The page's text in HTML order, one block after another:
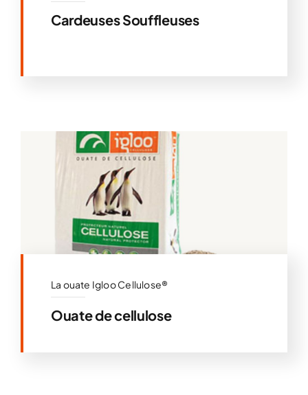
Cardeuses Souffleuses
La ouate Igloo Cellulose®
Ouate de cellulose